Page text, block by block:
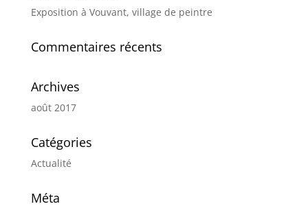
Exposition à Vouvant, village de peintre
Commentaires récents
Archives
août 2017
Catégories
Actualité
Méta